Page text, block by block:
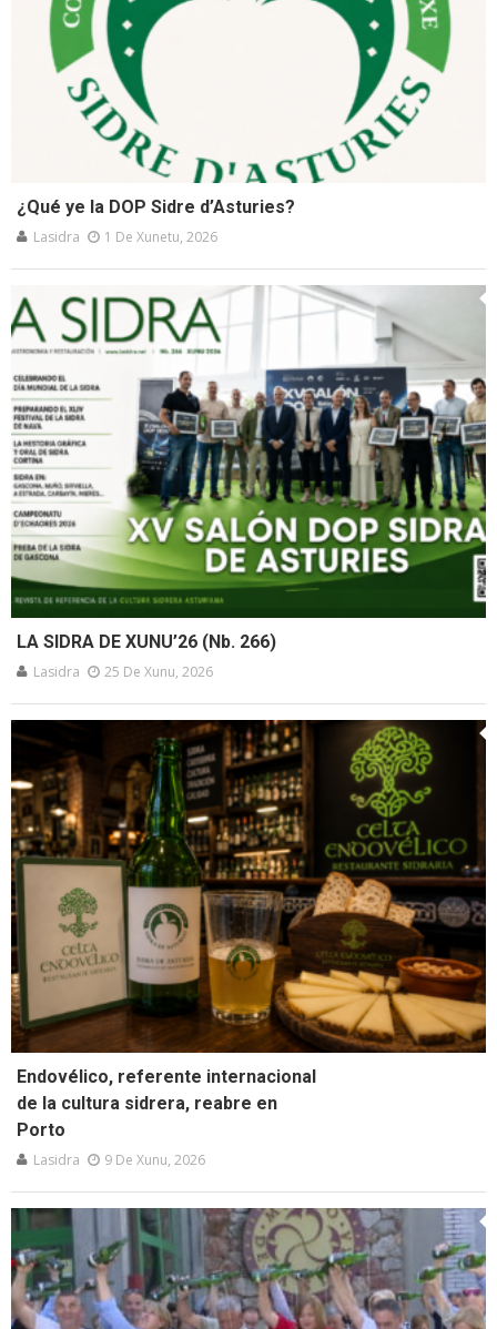
¿Qué ye la DOP Sidre d’Asturies?
Lasidra 1 De Xunetu, 2026
LA SIDRA DE XUNU’26 (Nb. 266)
Lasidra 25 De Xunu, 2026
Endovélico, referente internacional
de la cultura sidrera, reabre en
Porto
Lasidra 9 De Xunu, 2026